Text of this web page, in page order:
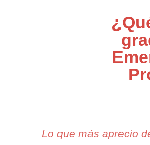
Lo que más aprecio